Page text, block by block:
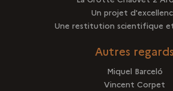
Un projet
Une restitution scientifique
Autres regards
Miquel Barceló
Vincent Corpet